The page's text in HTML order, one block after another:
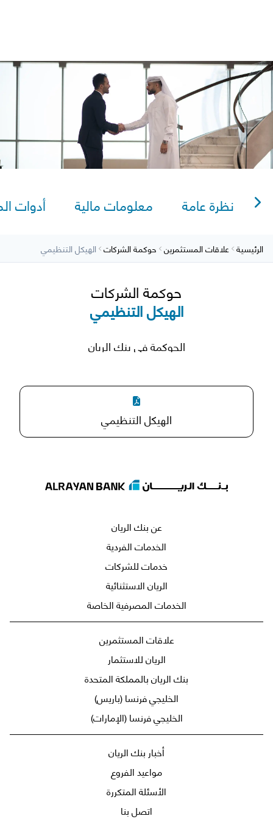
SavingVideo TutorialsAlRayan CorpNetAlRayan GoSitemap
AlRayan Bank – Islamic Banking in Qatar
نظرة عامة معلومات مالية أدوات
الرئيسية علاقات المستثمرين حوكمة الشركات الهيكل التنظيمي
حوكمة الشركات
الهيكل التنظيمي
الحوكمة في بنك الريان
الهيكل التنظيمي
أخبار بنك الريان
مواعيد الفروع
الأسئلة المتكررة
اتصل بنا
علاقات المستثمرين
الريان للاستثمار
بنك الريان بالمملكة المتحدة
الخليجي فرنسا (باريس)
الخليجي فرنسا (الإمارات)
عن بنك الريان
الخدمات الفردية
خدمات للشركات
الريان الاستثنائية
الخدمات المصرفية الخاصة